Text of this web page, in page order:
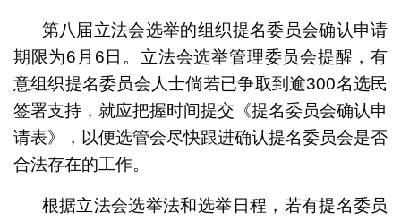
第八届立法会选举的组织提名委员会确认申请
期限为6月6日。立法会选举管理委员会提醒，有
意组织提名委员会人士倘若已争取到逾300名选民
签署支持，就应把握时间提交《提名委员会确认申
请表》，以便选管会尽快跟进确认提名委员会是否
合法存在的工作。
根据立法会选举法和选举日程，若有提名委员